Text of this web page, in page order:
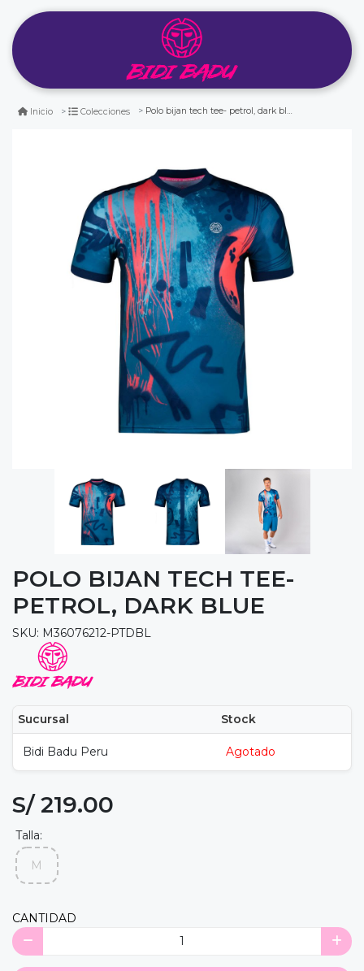
Inicio Colecciones Polo bijan tech tee- petrol, dark blue
POLO BIJAN TECH TEE-
PETROL, DARK BLUE
SKU: M36076212-PTDBL
Sucursal Stock
Bidi Badu Peru Agotado
S/ 219.00
Talla:
M
CANTIDAD